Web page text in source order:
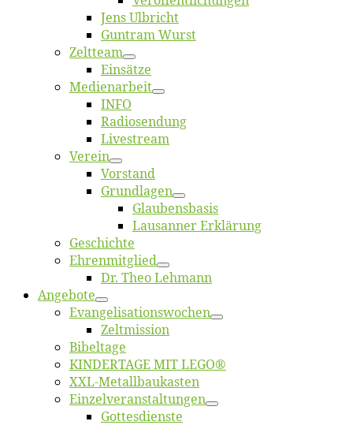
Jens Ulb­richt
Gun­tram Wurst
Zelt­team
Ein­sät­ze
Me­di­en­ar­beit
INFO
Ra­dio­sen­dung
Live­stream
Ver­ein
Vor­stand
Grund­la­gen
Glaubens­ba­sis
Lausan­ner Erklärung
Ge­schich­te
Eh­ren­mit­glied
Dr. Theo Lehmann
An­ge­bo­te
Evangelisa­tions­wo­chen
Zelt­mis­si­on
Bi­bel­ta­ge
KINDERTAGE MIT LEGO®
XXL-Me­­tal­l­­bau­­kas­­ten
Einzelver­an­stal­tungen
Got­tes­diens­te